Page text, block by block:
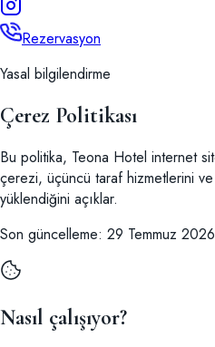
Rezervasyon
Yasal bilgilendirme
Çerez Politikası
Bu politika, Teona Hotel internet
çerezi, üçüncü taraf hizmetlerini
yüklendiğini açıklar.
Son güncelleme: 29 Temmuz 2026
Nasıl çalışıyor?